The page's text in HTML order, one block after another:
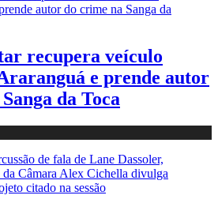
recupera veículo
e prende autor
da Toca